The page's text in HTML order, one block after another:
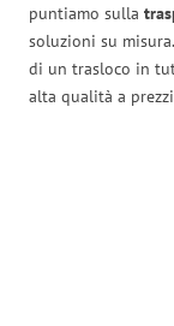
puntiamo sulla
soluzioni su
di un trasloco in
alta qualità a